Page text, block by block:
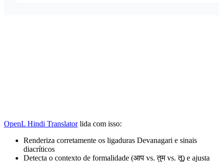
OpenL Hindi Translatorlida com isso:
Renderiza corretamente os ligaduras Devanagari e sinais
diacríticos
Detecta o contexto de formalidade (आप vs. तुम vs. तू) e ajusta